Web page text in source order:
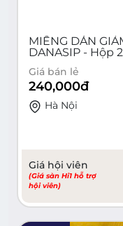
MIẾNG DÁN
DANASIP - Hộp
Giá bán lẻ
240,000đ
Hà Nội
Giá hội viên
(Giá sàn Hi1 hỗ trợ
hội viên)